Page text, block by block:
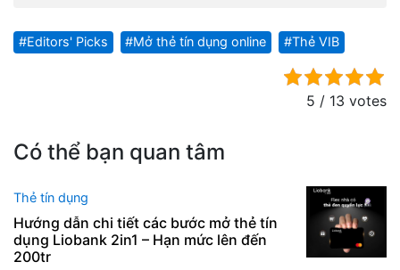
Editors' Picks Mở thẻ tín dụng online Thẻ VIB
5 / 13 votes
Có thể bạn quan tâm
Thẻ tín dụng
Hướng dẫn chi tiết các bước mở thẻ tín
dụng Liobank 2in1 – Hạn mức lên đến
200tr